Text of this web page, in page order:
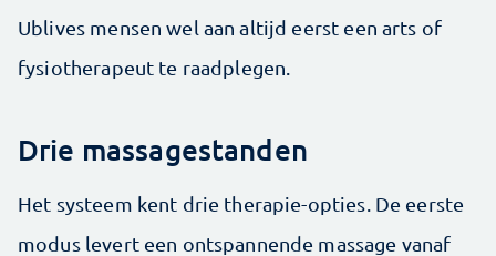
Ublives mensen wel aan altijd eerst een arts of
fysiotherapeut te raadplegen.
Drie massagestanden
Het systeem kent drie therapie-opties. De eerste
modus levert een ontspannende massage vanaf